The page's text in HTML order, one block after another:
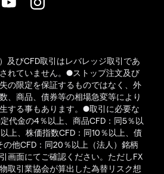
及びCFD取引はレバレッジ取引であ
れていません。●ストップ注文及び
の限定を保証するものではなく、外
、商品、債券等の相場急変等により
する事もあります。●取引に必要な
代金の4％以上、商品CFD：同5％以
上、株価指数CFD：同10％以上、債
の他CFD：同20％以上（法人）銘柄
画面にてご確認ください。ただしFX
取引業協会が算出した為替リスク想